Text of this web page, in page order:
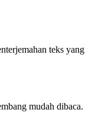
teks yang
mudah dibaca.